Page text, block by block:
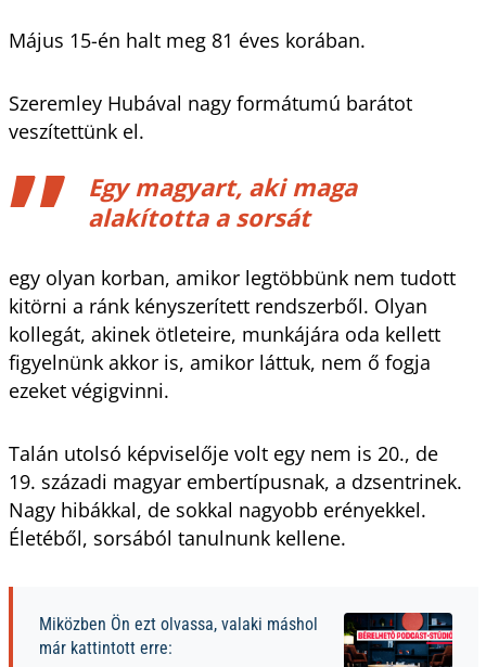
Május 15-én halt meg 81 éves korában.
Szeremley Hubával nagy formátumú barátot
veszítettünk el.
Egy magyart, aki maga
alakította a sorsát
egy olyan korban, amikor legtöbbünk nem tudott
kitörni a ránk kényszerített rendszerből. Olyan
kollegát, akinek ötleteire, munkájára oda kellett
figyelnünk akkor is, amikor láttuk, nem ő fogja
ezeket végigvinni.
Talán utolsó képviselője volt egy nem is 20., de
19. századi magyar embertípusnak, a dzsentrinek.
Nagy hibákkal, de sokkal nagyobb erényekkel.
Életéből, sorsából tanulnunk kellene.
Miközben Ön ezt olvassa, valaki máshol
már kattintott erre: